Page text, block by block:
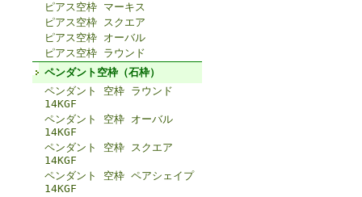
ピアス空枠 マーキス
ピアス空枠 スクエア
ピアス空枠 オーバル
ピアス空枠 ラウンド
ペンダント空枠（石枠）
ペンダント 空枠 ラウンド
14KGF
ペンダント 空枠 オーバル
14KGF
ペンダント 空枠 スクエア
14KGF
ペンダント 空枠 ペアシェイプ
14KGF